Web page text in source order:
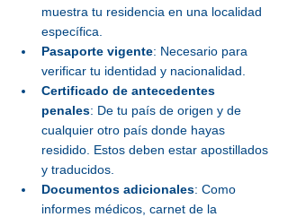
muestra tu residencia en una localidad
específica.
Pasaporte vigente: Necesario para
verificar tu identidad y nacionalidad.
Certificado de antecedentes
penales: De tu país de origen y de
cualquier otro país donde hayas
residido. Estos deben estar apostillados
y traducidos.
Documentos adicionales: Como
informes médicos, carnet de la